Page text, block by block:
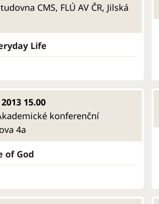
CMS, FLÚ AV ČR, Jilská
Life
15.00
konferenční
4a
of God